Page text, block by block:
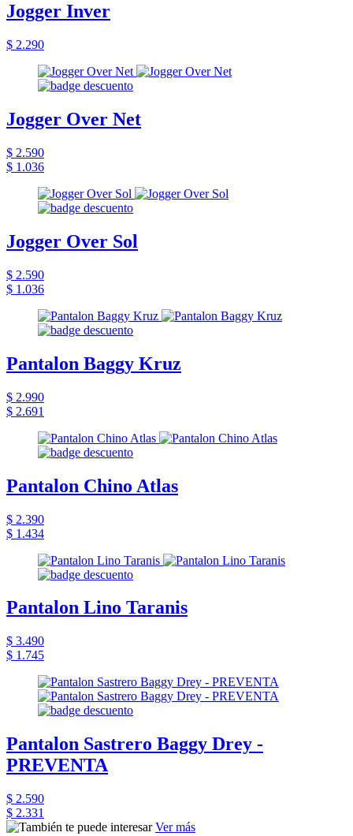
Jogger Inver
$ 2.290
Jogger Over Net
$ 2.590
$ 1.036
Jogger Over Sol
$ 2.590
$ 1.036
Pantalon Baggy Kruz
$ 2.990
$ 2.691
Pantalon Chino Atlas
$ 2.390
$ 1.434
Pantalon Lino Taranis
$ 3.490
$ 1.745
Pantalon Sastrero Baggy Drey -
PREVENTA
$ 2.590
$ 2.331
Ver más